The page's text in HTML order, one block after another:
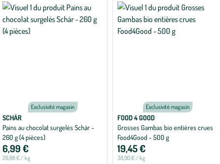
Exclusivité magasin
SCHÄR
Pains au chocolat surgelés Schär -
260 g (4 pièces)
6,99 €
26,88 € / kg
Exclusivité magasin
FOOD 4 GOOD
Grosses Gambas bio entières crues
Food4Good - 500 g
19,45 €
38,90 € / kg